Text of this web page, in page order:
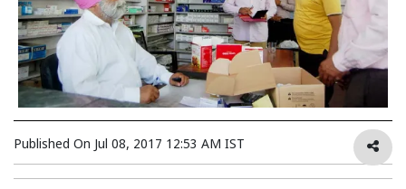
Published On Jul 08, 2017 12:53 AM IST